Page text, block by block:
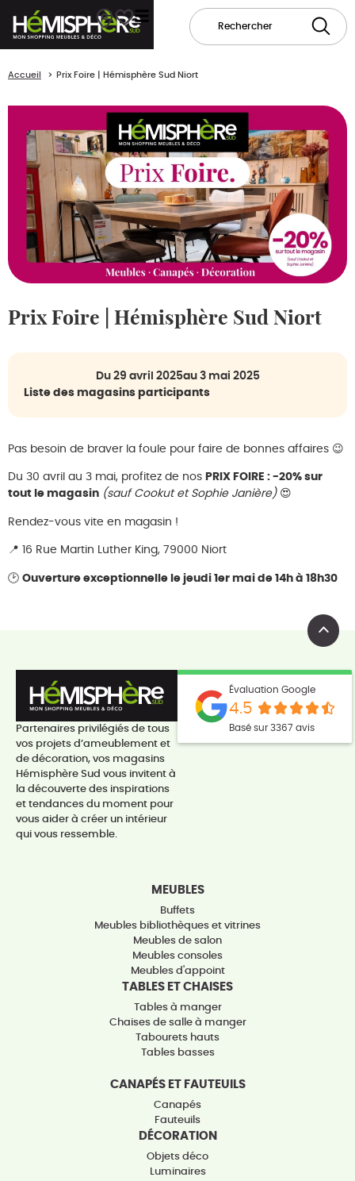
Accueil Prix Foire | Hémisphère Sud Niort
Prix Foire | Hémisphère Sud Niort
Du 29 avril 2025au 3 mai 2025
Liste des magasins participants
Pas besoin de braver la foule pour faire de bonnes affaires 😉
Du 30 avril au 3 mai, profitez de nos PRIX FOIRE : -20% sur
tout le magasin (sauf Cookut et Sophie Janière)😍
Rendez-vous vite en magasin !
📍 16 Rue Martin Luther King, 79000 Niort
🕑 Ouverture exceptionnelle le jeudi 1er mai de 14h à 18h30
Partenaires privilégiés de tous
vos projets d’ameublement et
de décoration, vos magasins
Hémisphère Sud vous invitent à
la découverte des inspirations
et tendances du moment pour
vous aider à créer un intérieur
qui vous ressemble.
Évaluation Google
4.5
Basé sur 3367 avis
MEUBLES
Buffets
Meubles bibliothèques et vitrines
Meubles de salon
Meubles consoles
Meubles d'appoint
TABLES ET CHAISES
Tables à manger
Chaises de salle à manger
Tabourets hauts
Tables basses
CANAPÉS ET FAUTEUILS
Canapés
Fauteuils
DÉCORATION
Objets déco
Luminaires